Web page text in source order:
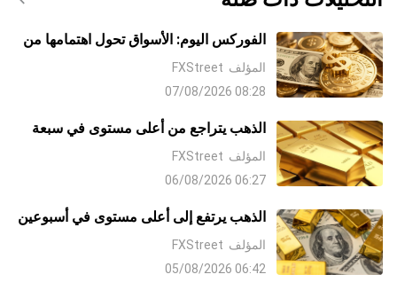
الفوركس اليوم: الأسواق تحول اهتمامها من
الشرق الأوسط إلى بيانات الوظائف غير
الزراعية NFP
المؤلف FXStreet
08:28 07/08/2026
الذهب يتراجع من أعلى مستوى في سبعة
أسابيع مع صعوبة الثيران في إيجاد قبول
فوق 4300 دولار
المؤلف FXStreet
06:27 06/08/2026
الذهب يرتفع إلى أعلى مستوى في أسبوعين
مع تراجع الدولار على آمال التوصل إلى
اتفاق مع إيران وتراجع رهانات رفع معدلات
المؤلف FXStreet
06:42 05/08/2026